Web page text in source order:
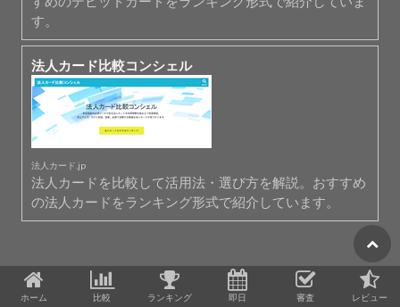
す。
法人カード比較コンシェル
法人カード.jp
法人カードを比較して活用法・選び方を解説。おすすめ
の法人カードをランキング形式で紹介しています。
ホーム 比較 ランキング 即日 審査 レビュー